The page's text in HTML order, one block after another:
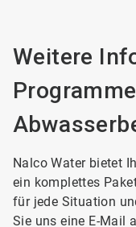
Weitere
Nalco Water bietet
ein komplettes
für jede Situation
Sie uns eine E-Mail